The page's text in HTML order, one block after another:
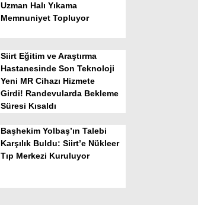
Uzman Halı Yıkama
Memnuniyet Topluyor
Siirt Eğitim ve Araştırma
Hastanesinde Son Teknoloji
Yeni MR Cihazı Hizmete
Girdi! Randevularda Bekleme
Süresi Kısaldı
Başhekim Yolbaş’ın Talebi
Karşılık Buldu: Siirt’e Nükleer
Tıp Merkezi Kuruluyor